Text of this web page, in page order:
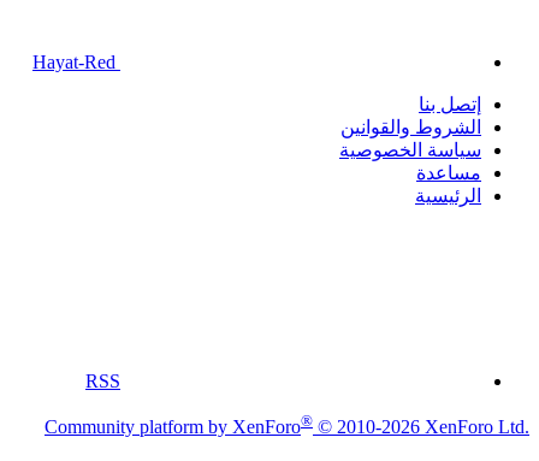
إتصل بنا
الشروط والقوانين
سياسة الخصوصية
مساعدة
الرئيسية
RSS
Community platform by XenForo® © 2010-2026 XenForo Ltd.